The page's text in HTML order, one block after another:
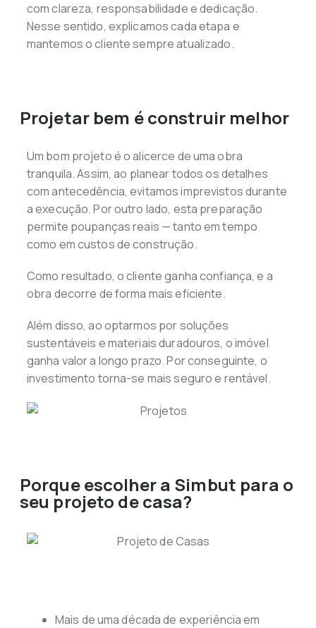
com clareza, responsabilidade e dedicação.
Nesse sentido, explicamos cada etapa e
mantemos o cliente sempre atualizado.
Projetar bem é construir melhor
Um bom projeto é o alicerce de uma obra
tranquila. Assim, ao planear todos os detalhes
com antecedência, evitamos imprevistos durante
a execução. Por outro lado, esta preparação
permite poupanças reais — tanto em tempo
como em custos de construção.
Como resultado, o cliente ganha confiança, e a
obra decorre de forma mais eficiente.
Além disso, ao optarmos por soluções
sustentáveis e materiais duradouros, o imóvel
ganha valor a longo prazo. Por conseguinte, o
investimento torna-se mais seguro e rentável.
Porque escolher a Simbut para o
seu projeto de casa?
Mais de uma década de experiência em